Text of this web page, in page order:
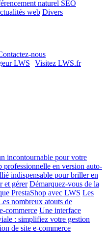
naturel SEO
web Divers
nous
Visitez LWS.fr
incontournable pour votre
professionnelle en version auto-
indispensable pour briller en
et gérer Démarquez-vous de la
PrestaShop avec LWS Les
nombreux atouts de
commerce Une interface
: simplifiez votre gestion
de site e-commerce